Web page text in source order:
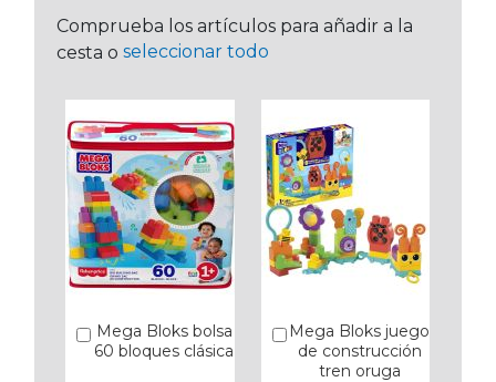
Comprueba los artículos para añadir a la
cesta o seleccionar todo
Mega Bloks bolsa
60 bloques clásica
Añadir
Mega Bloks juego
de construcción
tren oruga
Añadir